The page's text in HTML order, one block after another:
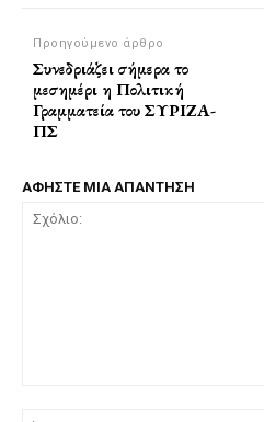
Προηγούμενο άρθρο
Συνεδριάζει σήμερα το
μεσημέρι η Πολιτική
Γραμματεία του ΣΥΡΙΖΑ-
ΠΣ
ΑΦΗΣΤΕ ΜΙΑ ΑΠΑΝΤΗΣΗ